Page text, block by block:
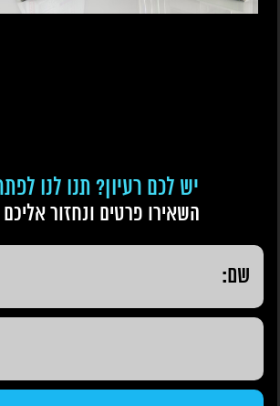
יש לכם רעיון? תנו לנו
השאירו פרטים ונחזור